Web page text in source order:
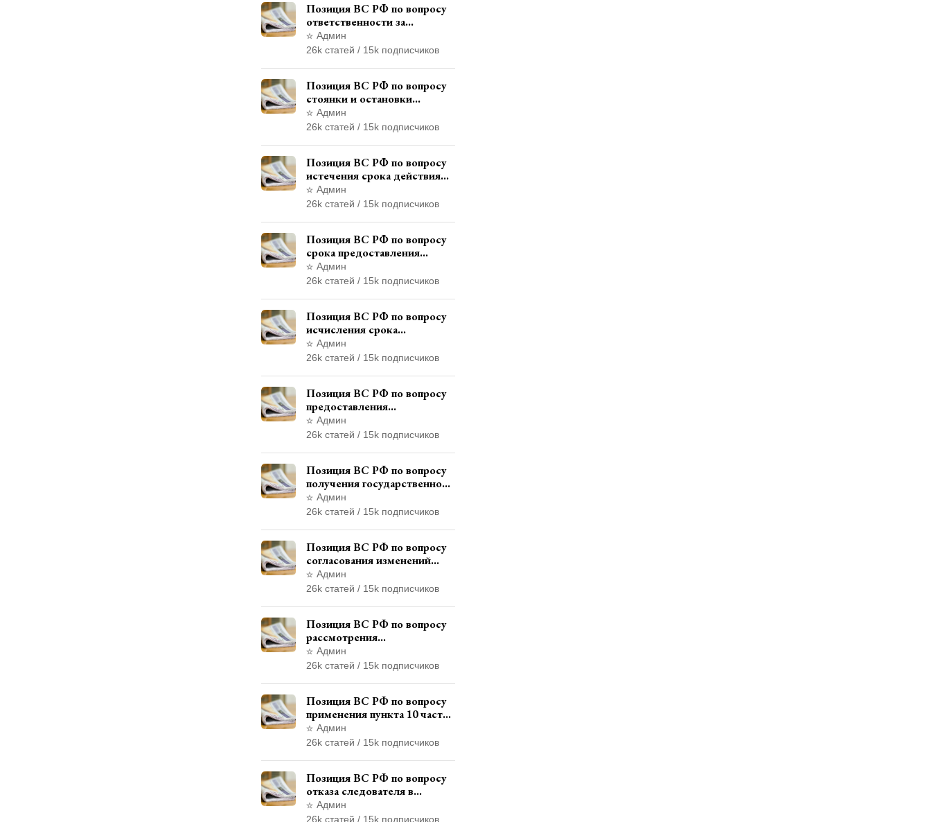
Позиция ВС РФ по вопросу
ответственности за
непредоставление
документов при проведении
Админ
26k статей / 15k подписчиков
Позиция ВС РФ по вопросу
стоянки и остановки
транспортного средства на
тротуаре и квалификации
Админ
26k статей / 15k подписчиков
Позиция ВС РФ по вопросу
истечения срока действия
транзитных знаков
иностранного государства и
правонарушения
Админ
26k статей / 15k подписчиков
Позиция ВС РФ по вопросу
срока предоставления
итогового финансового
отчета кандидатом в
выборах
Админ
26k статей / 15k подписчиков
Позиция ВС РФ по вопросу
исчисления срока
административного надзора
при назначении
свободы
Админ
26k статей / 15k подписчиков
Позиция ВС РФ по вопросу
предоставления
страховщикам копий
документов дела об
автотехнической экспертизы
Админ
26k статей / 15k подписчиков
Позиция ВС РФ по вопросу
получения государственной
услуги по регистрации
транспортного средства
Админ
26k статей / 15k подписчиков
Позиция ВС РФ по вопросу
согласования изменений
границ населенного пункта с
земель лесного фонда
Админ
26k статей / 15k подписчиков
Позиция ВС РФ по вопросу
рассмотрения
дополнительной
кассационной жалобы
Админ
26k статей / 15k подписчиков
Позиция ВС РФ по вопросу
применения пункта 10 части
1 статьи 448 УПК РФ к
лицам, уволенным из
Админ
26k статей / 15k подписчиков
Позиция ВС РФ по вопросу
отказа следователя в
назначении
психофизиологического
Админ
26k статей / 15k подписчиков